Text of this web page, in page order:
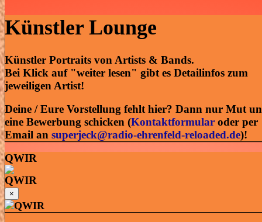
Künstler Lounge
Künstler Portraits von Artists & Bands.
Bei Klick auf "weiter lesen" gibt es Detailinfos zum
jeweiligen Artist!
Deine / Eure Vorstellung fehlt hier? Dann nur Mut
eine Bewerbung schicken (Kontaktformular oder per
Email an superjeck@radio-ehrenfeld-reloaded.de)!
QWIR
×